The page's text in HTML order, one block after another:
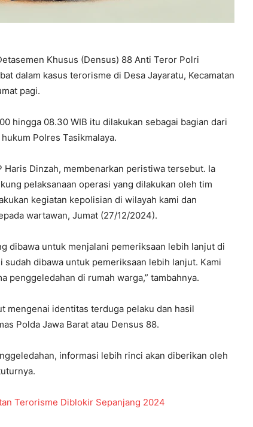
Khusus (Densus) 88 Anti Teror Polri
dalam kasus terorisme di Desa Jayaratu, Kecamatan
pagi.
hingga 08.30 WIB itu dilakukan sebagai bagian dari
Polres Tasikmalaya.
Haris Dinzah, membenarkan peristiwa tersebut. Ia
pelaksanaan operasi yang dilakukan oleh tim
kegiatan kepolisian di wilayah kami dan
wartawan, Jumat (27/12/2024).
dibawa untuk menjalani pemeriksaan lebih lanjut di
sudah dibawa untuk pemeriksaan lebih lanjut. Kami
penggeledahan di rumah warga,” tambahnya.
mengenai identitas terduga pelaku dan hasil
Polda Jawa Barat atau Densus 88.
informasi lebih rinci akan diberikan oleh
Terorisme Diblokir Sepanjang 2024